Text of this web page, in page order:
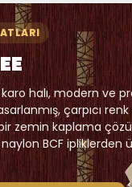
karo halı, modern ve
çarpıcı
zemin kaplama
BCF ipliklerden